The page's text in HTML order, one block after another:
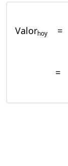
Valorhoy =
=